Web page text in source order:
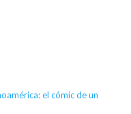
el cómic de un